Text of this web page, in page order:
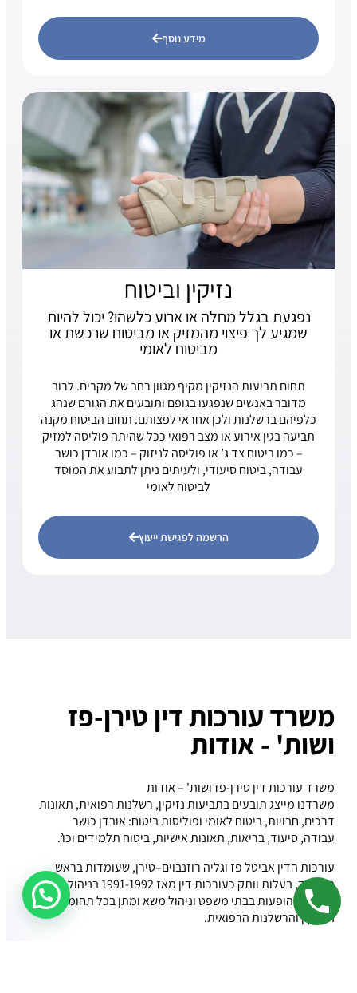
מידע נוסף
נזיקין וביטוח
נפגעת בגלל מחלה או ארוע כלשהו? יכול להיות
שמגיע לך פיצוי מהמזיק או מביטוח שרכשת או
מביטוח לאומי
תחום תביעות הנזיקין מקיף מגוון רחב של מקרים. לרוב
מדובר באנשים שנפגעו בגופם ותובעים את הגורם שנהג
כלפיהם ברשלנות ולכן אחראי לפצותם. תחום הביטוח מקנה
תביעה בגין אירוע או מצב רפואי ככל שהיתה פוליסה למזיק
– כמו ביטוח צד ג’ או פוליסה לניזוק – כמו אובדן כושר
עבודה, ביטוח סיעודי, ולעיתים ניתן לתבוע את המוסד
לביטוח לאומי
הרשמה לפגישת ייעוץ
משרד עורכות דין טירן-פז
ושות' - אודות
משרד עורכות דין טירן-פז ושות' – אודות
משרדנו מייצג תובעים בתביעות נזיקין, רשלנות רפואית, תאונות
דרכים, חבויות, ביטוח לאומי ופוליסות ביטוח: אובדן כושר
עבודה, סיעוד, בריאות, תאונות אישיות, ביטוח תלמידים וכו’.
עורכות הדין אביטל פז וגליה רוזנבוים–טירן, שעומדות בראש
המשרד, בעלות וותק כעורכות דין מאז 1991-1992 בניהול
תביעות, הופעות בבתי משפט וניהול משא ומתן בכל תחומי
הנזיקין והרשלנות הרפואית.
לשאלות בווצאפ